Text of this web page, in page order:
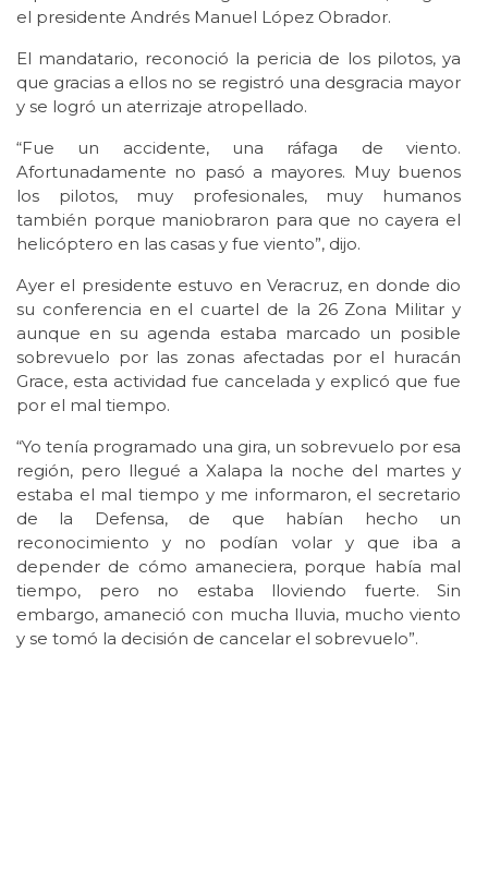
el presidente Andrés Manuel López Obrador.
El mandatario, reconoció la pericia de los pilotos, ya
que gracias a ellos no se registró una desgracia mayor
y se logró un aterrizaje atropellado.
“Fue un accidente, una ráfaga de viento.
Afortunadamente no pasó a mayores. Muy buenos
los pilotos, muy profesionales, muy humanos
también porque maniobraron para que no cayera el
helicóptero en las casas y fue viento”, dijo.
Ayer el presidente estuvo en Veracruz, en donde dio
su conferencia en el cuartel de la 26 Zona Militar y
aunque en su agenda estaba marcado un posible
sobrevuelo por las zonas afectadas por el huracán
Grace, esta actividad fue cancelada y explicó que fue
por el mal tiempo.
“Yo tenía programado una gira, un sobrevuelo por esa
región, pero llegué a Xalapa la noche del martes y
estaba el mal tiempo y me informaron, el secretario
de la Defensa, de que habían hecho un
reconocimiento y no podían volar y que iba a
depender de cómo amaneciera, porque había mal
tiempo, pero no estaba lloviendo fuerte. Sin
embargo, amaneció con mucha lluvia, mucho viento
y se tomó la decisión de cancelar el sobrevuelo”.